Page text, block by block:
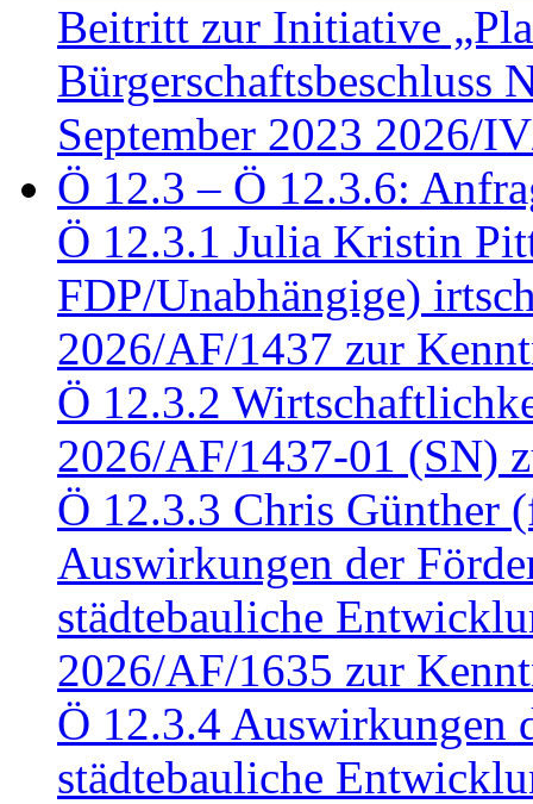
Beitritt zur Initiative
Bürgerschaftsbeschluss
September 2023 2026/
Ö 12.3 – Ö 12.3.6:
Ö 12.3.1 Julia Kristin
FDP/Unabhängige)
2026/AF/1437 zur
Ö 12.3.2
2026/AF/1437-01 (SN)
Ö 12.3.3 Chris Günther
Auswirkungen der
städtebauliche
2026/AF/1635 zur
Ö 12.3.4 Auswirkungen
städtebauliche